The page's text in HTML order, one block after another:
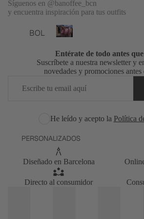
TOP
S
TOTA
KS
IDOS
CHA
TAS
JERS
BOL
PER
SON
ADO
ERA
BOL
Bolsos
personalizados
o
l
s
r
o
a
l
i
PERSONALIZADOS
Síguenos en @banoffee_bcn
y encuentra inspiración para tus outfits
Entérate de todo antes
Suscríbete a nuestra newsletter y
novedades y promociones antes
electrónico
He leído y acepto la Política
Diseñado en Barcelona
Directo al consumidor